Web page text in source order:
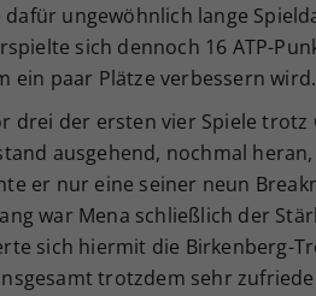
dafür ungewöhnlich lange
sich dennoch 16 ATP-
ein paar Plätze verbessern wird.
drei der ersten vier Spiele
ausgehend, nochmal
er nur eine seiner neun
war Mena schließlich der
sich hiermit die Birkenberg-
trotzdem sehr